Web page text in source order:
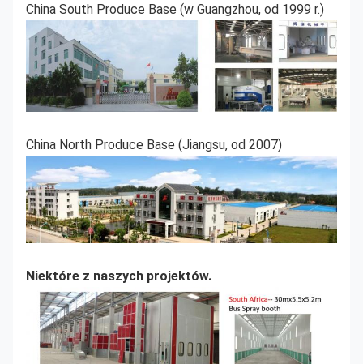
China South Produce Base (w Guangzhou, od 1999 r.)
China North Produce Base (Jiangsu, od 2007)
Niektóre z naszych projektów.